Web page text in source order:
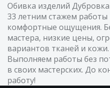
Обивка изделий
33 летним стажем
комфортные ощущения.
мастера, низкие цены,
вариантов тканей и
Выполняем работы без
в своих мастерских. До
работу!